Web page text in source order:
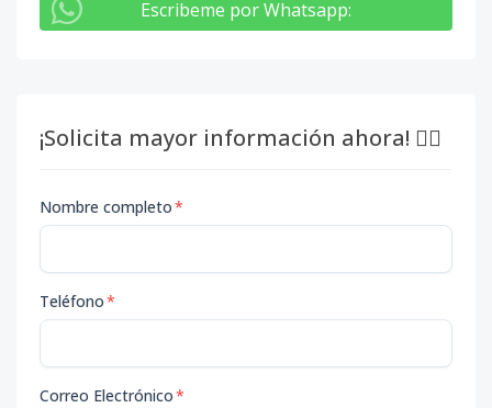
Escribeme por Whatsapp:
¡Solicita mayor información ahora! 👇🏽
Nombre completo*
Teléfono*
Correo Electrónico*